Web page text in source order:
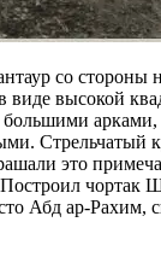
со
высокой
арками,
Стрельчатый
это
чортак
Абд ар-Рахим,